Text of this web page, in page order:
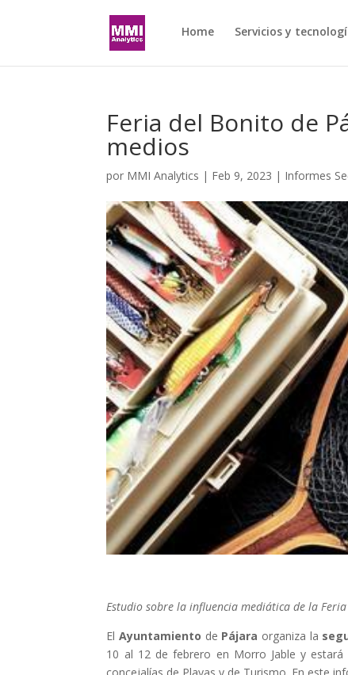
Home Servicios y
Feria del Bonito de
medios
por MMI Analytics | Feb 9, 2023 | Informes
Estudio sobre la influencia mediática de la
ElAyuntamiento de Pájara organiza la
10 al 12 de febrero en Morro Jable y
concejalías de Playas y de Turismo. En este